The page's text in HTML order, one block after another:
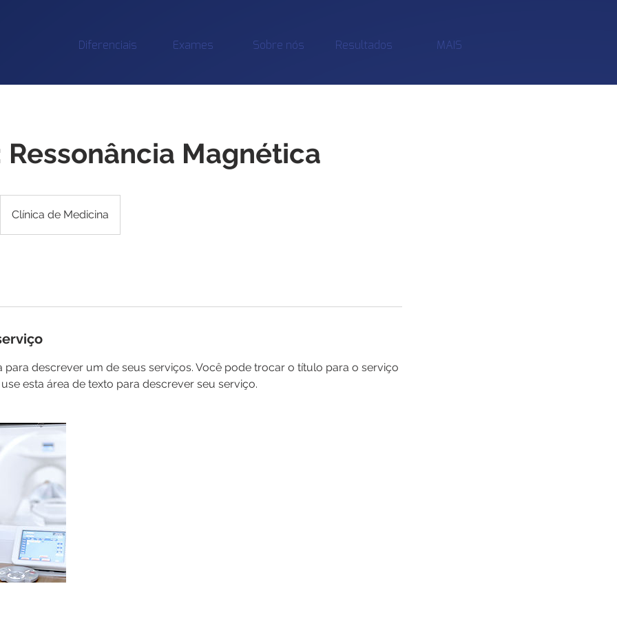
Diferenciais Exames Sobre nós Resultados MAIS
Ressonância Magnética
Clínica de Medicina
para descrever um de seus serviços. Você pode trocar o título para o serviço
esta área de texto para descrever seu serviço.